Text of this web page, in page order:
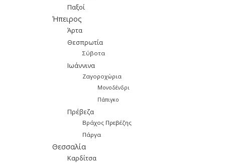
Παξοί
Ήπειρος
Άρτα
Θεσπρωτία
Σύβοτα
Ιωάννινα
Ζαγοροχώρια
Μονοδένδρι
Πάπιγκο
Πρέβεζα
Βράχος Πρεβέζης
Πάργα
Θεσσαλία
Καρδίτσα